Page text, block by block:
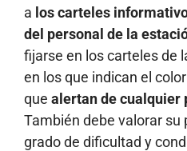
a los carteles
del personal de la
fijarse en los carteles de
en los que indican el
que alertan de cualquier
También debe valorar su
grado de dificultad y